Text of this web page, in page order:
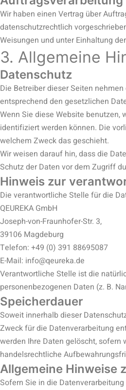
Wir haben einen Vertrag über
datenschutzrechtlich
Weisungen und unter Einhaltung
3. Allgemeine
Datenschutz
Die Betreiber dieser Seiten
entsprechend den gesetzlichen
Wenn Sie diese Website benutzen,
identifiziert werden können. Die
welchem Zweck das geschieht.
Wir weisen darauf hin, dass die
Schutz der Daten vor dem Zugriff
Hinweis zur
Die verantwortliche Stelle für die
QEUREKA GmbH
Joseph-von-Fraunhofer-Str. 3,
39106 Magdeburg
Telefon: +49 (0) 391 88695087
E-Mail: info@qeureka.de
Verantwortliche Stelle ist die
personenbezogenen Daten (z. B.
Speicherdauer
Soweit innerhalb dieser
Zweck für die Datenverarbeitung
werden Ihre Daten gelöscht, sofern
handelsrechtliche
Allgemeine Hinweise
Sofern Sie in die